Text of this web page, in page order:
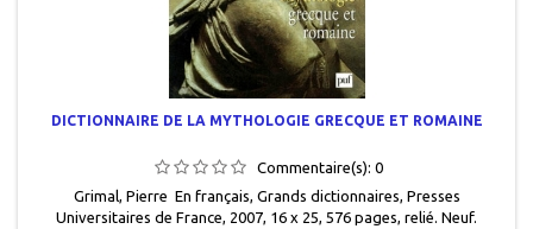
DICTIONNAIRE DE LA MYTHOLOGIE GRECQUE ET ROMAINE
Commentaire(s): 0
Grimal, Pierre En français, Grands dictionnaires, Presses
Universitaires de France, 2007, 16 x 25, 576 pages, relié. Neuf.